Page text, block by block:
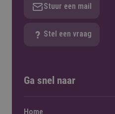
Stuur een mail
Stel een vraag
Ga snel naar
Home